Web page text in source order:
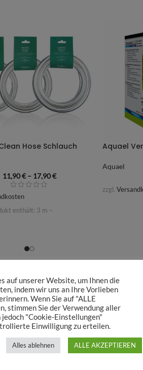
Hose Schlauch
11,90€– 17,90€
enthält: 3 m –
Aquael
Aquael
zzgl.
auf unserer Website, um Ihnen die
indem wir uns an Ihre Vorlieben
Wenn Sie auf "ALLE
stimmen Sie der Verwendung aller
jedoch "Cookie-Einstellungen"
Einwilligung zu erteilen.
Alles ablehnen ALLE AKZEPTIEREN